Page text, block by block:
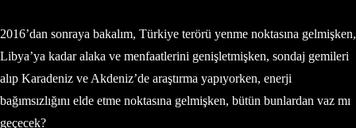
2016’dan sonraya bakalım, Türkiye terörü yenme noktasına gelmişken,
Libya’ya kadar alaka ve menfaatlerini genişletmişken, sondaj gemileri
alıp Karadeniz ve Akdeniz’de araştırma yapıyorken, enerji
bağımsızlığını elde etme noktasına gelmişken, bütün bunlardan vaz mı
geçecek?